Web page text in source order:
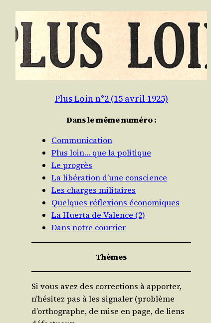
Plus Loin n°2 (15 avril 1925)
Dans le même numéro :
Communication
Plus loin… que la politique
Le progrès
La libération d’une conscience
Les charges militaires
Quelques réflexions économiques
La Huerta de Valence (2)
Dans notre courrier
Thèmes
Si vous avez des corrections à apporter,
n’hésitez pas à les signaler (problème
d’orthographe, de mise en page, de liens